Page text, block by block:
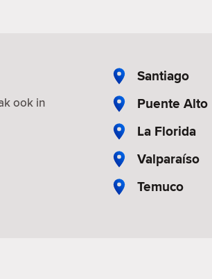
ook in
Santiago
Puente Alto
La Florida
Valparaíso
Temuco